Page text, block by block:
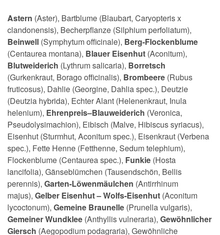
Astern (Aster), Bartblume (Blaubart, Caryopteris x
clandonensis), Becherpflanze (Silphium perfoliatum),
Beinwell (Symphytum officinale), Berg-Flockenblume
(Centaurea montana), Blauer Eisenhut (Aconitum),
Blutweiderich (Lythrum salicaria), Borretsch
(Gurkenkraut, Borago officinalis), Brombeere (Rubus
fruticosus), Dahlie (Georgine, Dahlia spec.), Deutzie
(Deutzia hybrida), Echter Alant (Helenenkraut, Inula
helenium), Ehrenpreis–Blauweiderich (Veronica,
Pseudolysimachion), Eibisch (Malve, Hibiscus syriacus),
Eisenhut (Sturmhut, Aconitum spec.), Eisenkraut (Verbena
spec.), Fette Henne (Fetthenne, Sedum telephium),
Flockenblume (Centaurea spec.), Funkie (Hosta
lancifolia), Gänseblümchen (Tausendschön, Bellis
perennis), Garten-Löwenmäulchen (Antirrhinum
majus), Gelber Eisenhut – Wolfs-Eisenhut (Aconitum
lycoctonum), Gemeine Braunelle (Prunella vulgaris),
Gemeiner Wundklee (Anthyllis vulneraria), Gewöhnlicher
Giersch (Aegopodium podagraria), Gewöhnliche